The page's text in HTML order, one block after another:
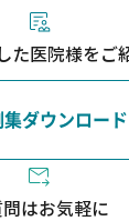
た医院様をご
ダウンロード
問はお気軽に